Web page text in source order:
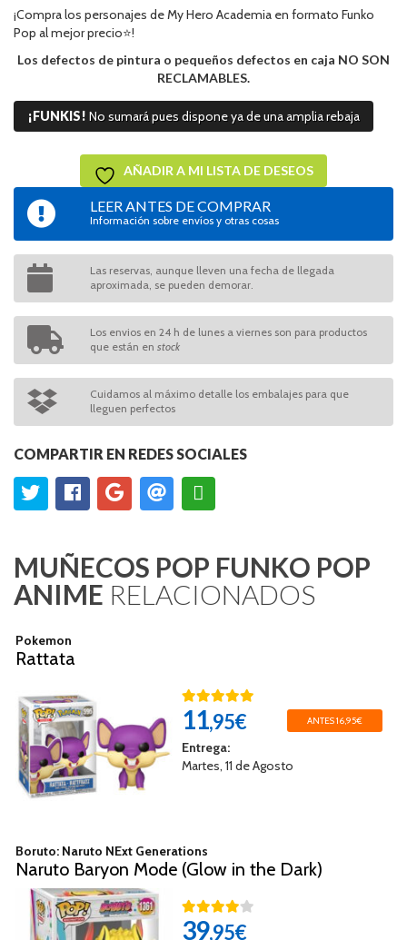
¡Compra los personajes de My Hero Academia en formato Funko
Pop al mejor precio⭐!
Los defectos de pintura o pequeños defectos en caja NO SON
RECLAMABLES.
¡FUNKIS! No sumará pues dispone ya de una amplia rebaja
AÑADIR A MI LISTA DE DESEOS
LEER ANTES DE COMPRAR
Información sobre envíos y otras cosas
Las reservas, aunque lleven una fecha de llegada
aproximada, se pueden demorar.
Los envios en 24 h de lunes a viernes son para productos
que están en stock
Cuidamos al máximo detalle los embalajes para que
lleguen perfectos
COMPARTIR EN REDES SOCIALES
MUÑECOS POP FUNKO POP
ANIME RELACIONADOS
Pokemon
Rattata
11,95€ ANTES 16,95€
Entrega:
Martes, 11 de Agosto
Boruto: Naruto NExt Generations
Naruto Baryon Mode (Glow in the Dark)
39,95€